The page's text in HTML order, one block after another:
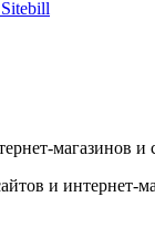
магазинов и
и интернет-